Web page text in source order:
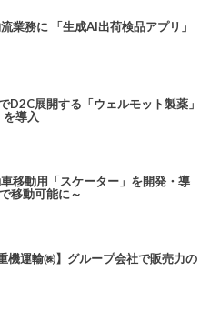
業務に 「生成AI出荷検品アプリ」
D2C展開する「ウェルモット製薬」
導入
移動用「スケーター」を開発・導
移動可能に～
機運輸㈱】グループ会社で販売力の